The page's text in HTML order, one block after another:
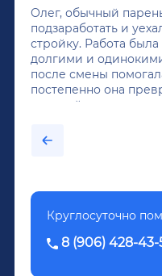
Олег, обычный
подзаработать и
стройку. Работа
долгими и
после смены
постепенно она
крепкий алкоголь, и
было назначено
Довженко.
Круглосуточно
8 (906) 428-43-